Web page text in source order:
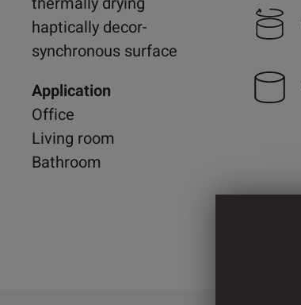
haptically decor-
synchronous surface
Application
Office
Living room
Bathroom